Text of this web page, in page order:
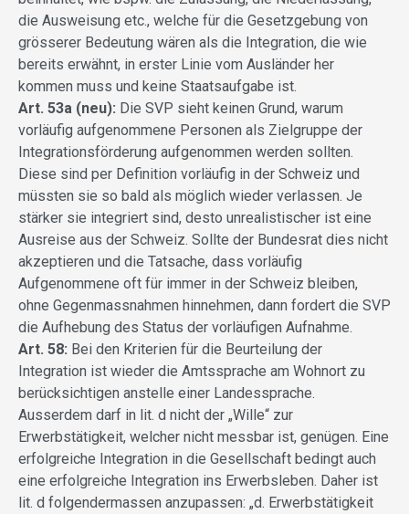
die Ausweisung etc., welche für die Gesetzgebung von
grösserer Bedeutung wären als die Integration, die wie
bereits erwähnt, in erster Linie vom Ausländer her
kommen muss und keine Staatsaufgabe ist.
Art. 53a (neu): Die SVP sieht keinen Grund, warum
vorläufig aufgenommene Personen als Zielgruppe der
Integrationsförderung aufgenommen werden sollten.
Diese sind per Definition vorläufig in der Schweiz und
müssten sie so bald als möglich wieder verlassen. Je
stärker sie integriert sind, desto unrealistischer ist eine
Ausreise aus der Schweiz. Sollte der Bundesrat dies nicht
akzeptieren und die Tatsache, dass vorläufig
Aufgenommene oft für immer in der Schweiz bleiben,
ohne Gegenmassnahmen hinnehmen, dann fordert die SVP
die Aufhebung des Status der vorläufigen Aufnahme.
Art. 58: Bei den Kriterien für die Beurteilung der
Integration ist wieder die Amtssprache am Wohnort zu
berücksichtigen anstelle einer Landessprache.
Ausserdem darf in lit. d nicht der „Wille“ zur
Erwerbstätigkeit, welcher nicht messbar ist, genügen. Eine
erfolgreiche Integration in die Gesellschaft bedingt auch
eine erfolgreiche Integration ins Erwerbsleben. Daher ist
lit. d folgendermassen anzupassen: „d. Erwerbstätigkeit